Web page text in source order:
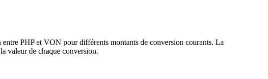
PHP et VON pour différents montants de conversion courants. La
valeur de chaque conversion.